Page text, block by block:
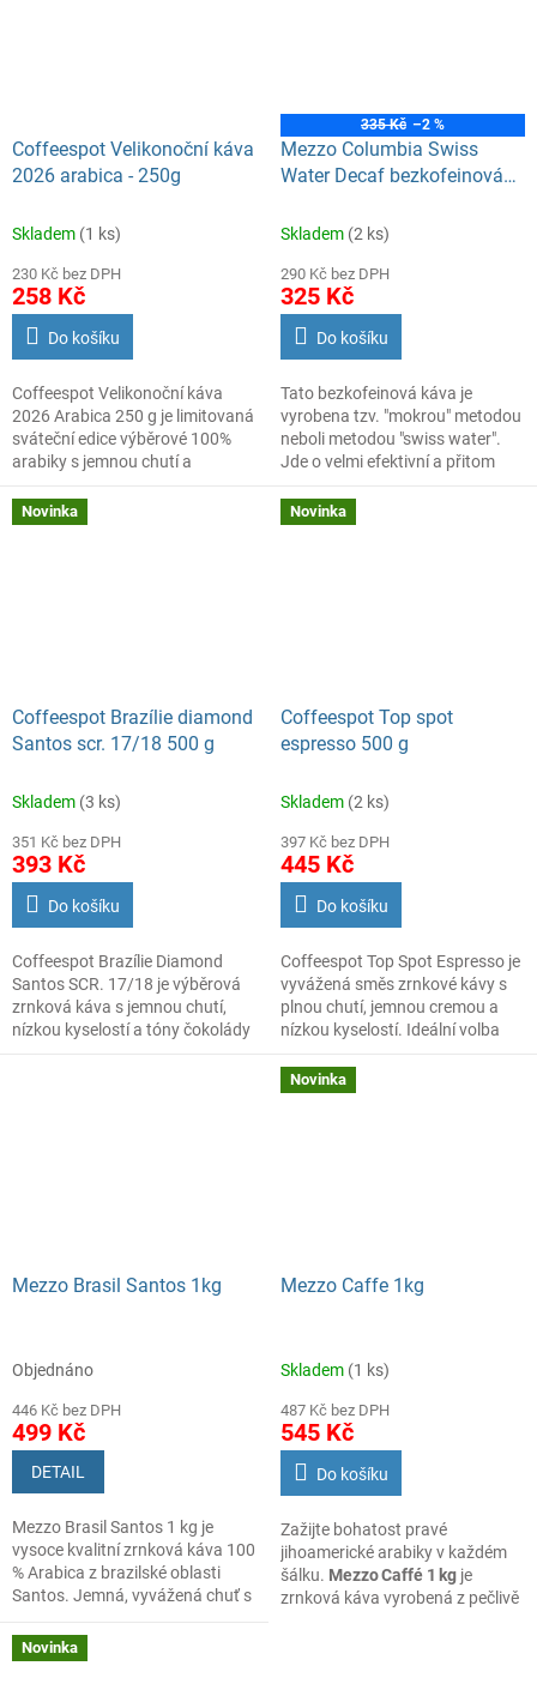
Coffeespot Velikonoční káva
2026 arabica - 250g
Skladem (1 ks)
230 Kč bez DPH
258 Kč
Do košíku
Coffeespot Velikonoční káva
2026 Arabica 250 g je limitovaná
sváteční edice výběrové 100%
arabiky s jemnou chutí a
velikonoční dárek i pro sváteční
pohodu.
335 Kč –2 %
Mezzo Columbia Swiss
Water Decaf bezkofeinová
Skladem (2 ks)
290 Kč bez DPH
325 Kč
Do košíku
Tato bezkofeinová káva je
vyrobena tzv. "mokrou" metodou
neboli metodou "swiss water".
Jde o velmi efektivní a přitom
odstranit kofein, přičemž si káva
zachová všechny své
aktivovaných uhlíkových filtrech
a pak se zrna suší ve speciálních
nádržích. Zbytková voda, která
odpařením zredukuje na
postříkají.
Novinka
Coffeespot Brazílie diamond
Santos scr. 17/18 500 g
Skladem (3 ks)
351 Kč bez DPH
393 Kč
Do košíku
Coffeespot Brazílie Diamond
Santos SCR. 17/18 je výběrová
zrnková káva s jemnou chutí,
nízkou kyselostí a tóny čokolády
Novinka
Coffeespot Top spot
espresso 500 g
Skladem (2 ks)
397 Kč bez DPH
445 Kč
Do košíku
Coffeespot Top Spot Espresso je
vyvážená směs zrnkové kávy s
plnou chutí, jemnou cremou a
nízkou kyselostí. Ideální volba
nápoje. Balení 500 g.
Mezzo Brasil Santos 1kg
Objednáno
446 Kč bez DPH
499 Kč
DETAIL
Mezzo Brasil Santos 1 kg je
vysoce kvalitní zrnková káva 100
% Arabica z brazilské oblasti
Santos. Jemná, vyvážená chuť s
oříškovými tóny pro každodenní
kávu.
Novinka
Mezzo Caffe 1kg
Skladem (1 ks)
487 Kč bez DPH
545 Kč
Do košíku
Zažijte bohatost pravé
jihoamerické arabiky v každém
šálku. Mezzo Caffé 1 kg je
zrnková káva vyrobená z pečlivě
Novinka